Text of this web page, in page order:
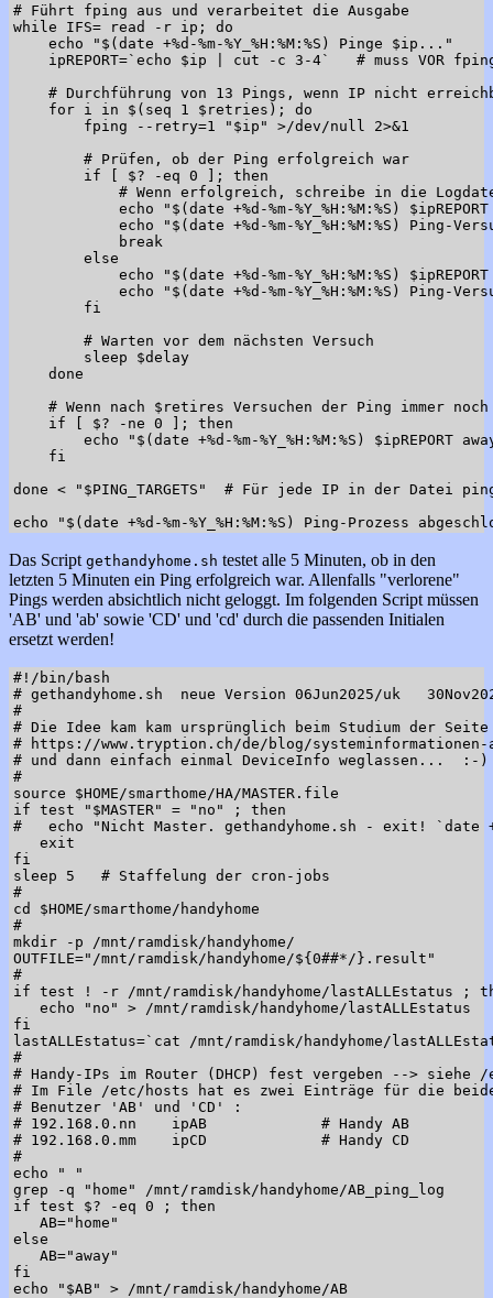
# Führt fping aus und verarbeitet die Ausgabe
while IFS= read -r ip; do
    echo "$(date +%d-%m-%Y_%H:%M:%S) Pinge $ip..."
ipREPORT=`echo $ip | cut -c 3-4`   # muss VOR
# Durchführung von 13 Pings, wenn IP nicht
    for i in $(seq 1 $retries); do
        fping --retry=1 "$ip" >/dev/null 2>&1
        # Prüfen, ob der Ping erfolgreich war
        if [ $? -eq 0 ]; then
# Wenn erfolgreich, schreibe in die
echo "$(date +%d-%m-%Y_%H:%M:%S)
echo "$(date +%d-%m-%Y_%H:%M:%S) Ping-
            break
        else
echo "$(date +%d-%m-%Y_%H:%M:%S)
echo "$(date +%d-%m-%Y_%H:%M:%S) Ping-
        fi
        # Warten vor dem nächsten Versuch
        sleep $delay
    done
# Wenn nach $retires Versuchen der Ping immer
    if [ $? -ne 0 ]; then
echo "$(date +%d-%m-%Y_%H:%M:%S) $ipREPORT
    fi
done < "$PING_TARGETS"  # Für jede IP in der Datei
Das Script gethandyhome.sh testet alle 5 Minuten, ob in den
letzten 5 Minuten ein Ping erfolgreich war. Allenfalls "verlorene"
Pings werden absichtlich nicht geloggt. Im folgenden Script müssen
'AB' und 'ab' sowie 'CD' und 'cd' durch die passenden Initialen
ersetzt werden!
#!/bin/bash
# gethandyhome.sh  neue Version 06Jun2025/uk
#
# Die Idee kam kam ursprünglich beim Studium der Seite
# https://www.tryption.ch/de/blog/systeminformationen-
# und dann einfach einmal DeviceInfo weglassen...  :-)
#
source $HOME/smarthome/HA/MASTER.file
if test "$MASTER" = "no" ; then
#   echo "Nicht Master. gethandyhome.sh - exit! `date
   exit
fi
sleep 5   # Staffelung der cron-jobs
#
cd $HOME/smarthome/handyhome
#
mkdir -p /mnt/ramdisk/handyhome/
OUTFILE="/mnt/ramdisk/handyhome/${0##*/}.result"
#
if test ! -r /mnt/ramdisk/handyhome/lastALLEstatus ;
   echo "no" > /mnt/ramdisk/handyhome/lastALLEstatus
fi
lastALLEstatus=`cat /mnt/ramdisk/handyhome/
#
# Handy-IPs im Router (DHCP) fest vergeben -->
# Im File /etc/hosts hat es zwei Einträge für die
# Benutzer 'AB' und 'CD' :
# 192.168.0.nn    ipAB             # Handy AB
# 192.168.0.mm    ipCD             # Handy CD
#
echo " "
grep -q "home" /mnt/ramdisk/handyhome/AB_ping_log
if test $? -eq 0 ; then
   AB="home"
else
   AB="away"
fi
echo "$AB" > /mnt/ramdisk/handyhome/AB